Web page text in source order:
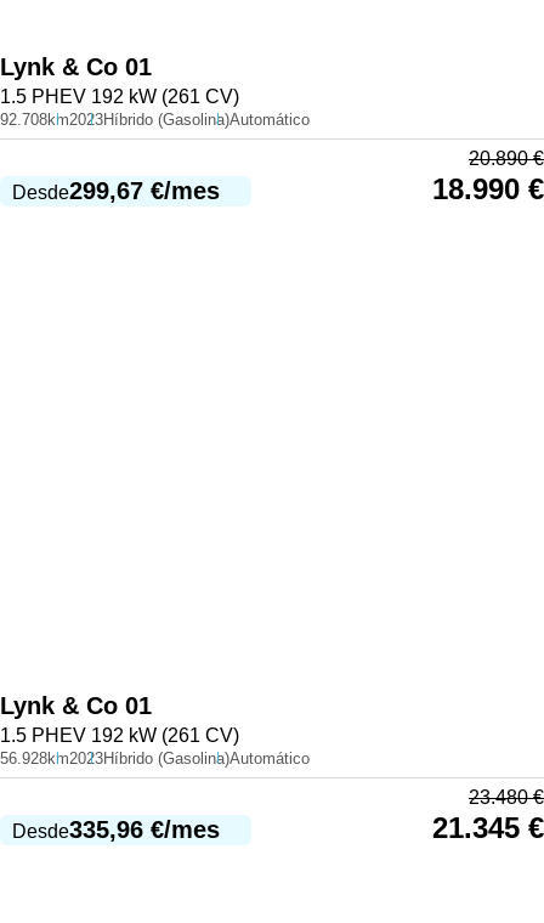
Lynk & Co 01
1.5 PHEV 192 kW (261 CV)
92.708km2023Híbrido (Gasolina)Automático
Desde299,67 €/mes
20.890€
18.990 €
Lynk & Co 01
1.5 PHEV 192 kW (261 CV)
56.928km2023Híbrido (Gasolina)Automático
Desde335,96 €/mes
23.480€
21.345 €